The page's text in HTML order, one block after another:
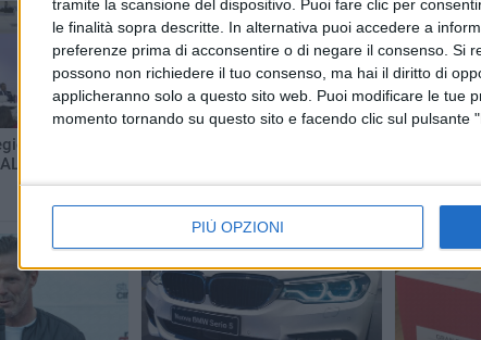
tramite la scansione del dispositivo. Puoi fare clic per
le finalità sopra descritte. In alternativa puoi accedere a
preferenze prima di acconsentire o di negare il consenso. Si
possono non richiedere il tuo consenso, ma hai il diritto di
applicheranno solo a questo sito web. Puoi modificare le tue
momento tornando su questo sito e facendo clic sul pulsante
PIÙ OPZIONI
2 MINUTI 3